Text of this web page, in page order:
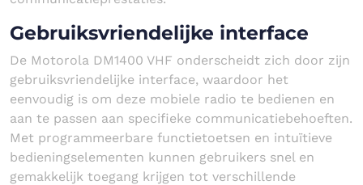
Gebruiksvriendelijke interface
De Motorola DM1400 VHF onderscheidt zich door zijn
gebruiksvriendelijke interface, waardoor het
eenvoudig is om deze mobiele radio te bedienen en
aan te passen aan specifieke communicatiebehoeften.
Met programmeerbare functietoetsen en intuïtieve
bedieningselementen kunnen gebruikers snel en
gemakkelijk toegang krijgen tot verschillende